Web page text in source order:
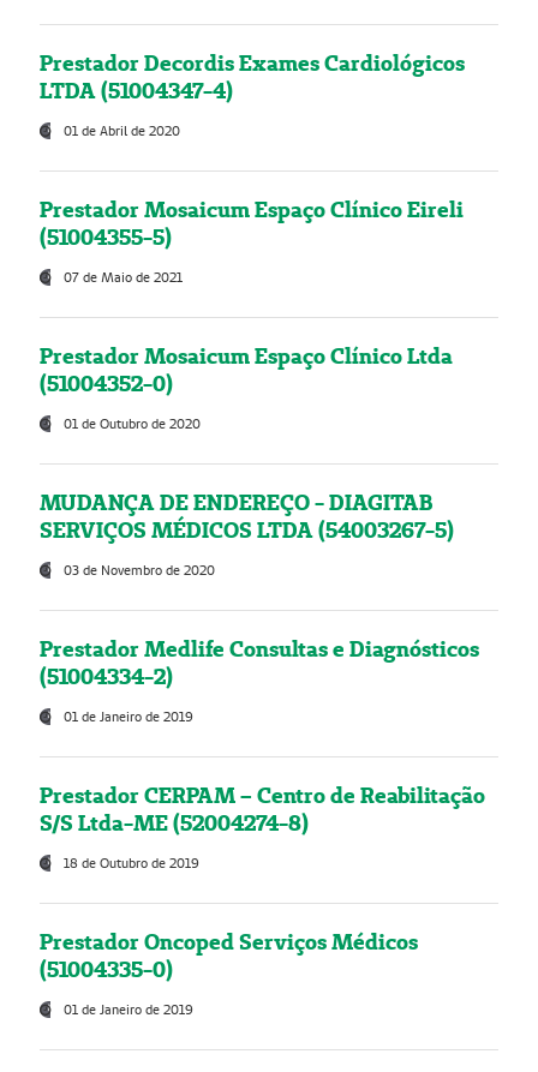
Prestador Decordis Exames Cardiológicos
LTDA (51004347-4)
01 de Abril de 2020
Prestador Mosaicum Espaço Clínico Eireli
(51004355-5)
07 de Maio de 2021
Prestador Mosaicum Espaço Clínico Ltda
(51004352-0)
01 de Outubro de 2020
MUDANÇA DE ENDEREÇO - DIAGITAB
SERVIÇOS MÉDICOS LTDA (54003267-5)
03 de Novembro de 2020
Prestador Medlife Consultas e Diagnósticos
(51004334-2)
01 de Janeiro de 2019
Prestador CERPAM – Centro de Reabilitação
S/S Ltda-ME (52004274-8)
18 de Outubro de 2019
Prestador Oncoped Serviços Médicos
(51004335-0)
01 de Janeiro de 2019